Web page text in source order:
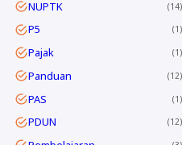
NUPTK 14
P5 1
Pajak 1
Panduan 12
PAS 1
PDUN 12